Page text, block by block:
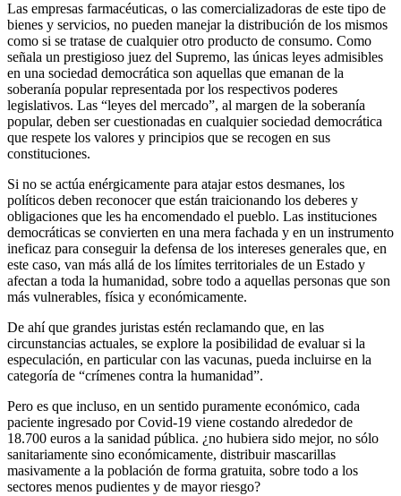
Las empresas farmacéuticas, o las comercializadoras de este tipo de
bienes y servicios, no pueden manejar la distribución de los mismos
como si se tratase de cualquier otro producto de consumo. Como
señala un prestigioso juez del Supremo, las únicas leyes admisibles
en una sociedad democrática son aquellas que emanan de la
soberanía popular representada por los respectivos poderes
legislativos. Las “leyes del mercado”, al margen de la soberanía
popular, deben ser cuestionadas en cualquier sociedad democrática
que respete los valores y principios que se recogen en sus
constituciones.
Si no se actúa enérgicamente para atajar estos desmanes, los
políticos deben reconocer que están traicionando los deberes y
obligaciones que les ha encomendado el pueblo. Las instituciones
democráticas se convierten en una mera fachada y en un instrumento
ineficaz para conseguir la defensa de los intereses generales que, en
este caso, van más allá de los límites territoriales de un Estado y
afectan a toda la humanidad, sobre todo a aquellas personas que son
más vulnerables, física y económicamente.
De ahí que grandes juristas estén reclamando que, en las
circunstancias actuales, se explore la posibilidad de evaluar si la
especulación, en particular con las vacunas, pueda incluirse en la
categoría de “crímenes contra la humanidad”.
Pero es que incluso, en un sentido puramente económico, cada
paciente ingresado por Covid-19 viene costando alrededor de
18.700 euros a la sanidad pública. ¿no hubiera sido mejor, no sólo
sanitariamente sino económicamente, distribuir mascarillas
masivamente a la población de forma gratuita, sobre todo a los
sectores menos pudientes y de mayor riesgo?